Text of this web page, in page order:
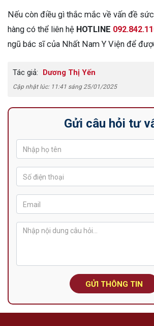
Nếu còn điều gì thắc mắc về vấn đề
hàng có thể liên hệ HOTLINE
ngũ bác sĩ của Nhất Nam Y Viện để
Tác giả: Dương Thị Yến
Cập nhật lúc: 11:41 sáng 25/01/2025
Gửi câu hỏi tư
GỬI THÔNG TIN